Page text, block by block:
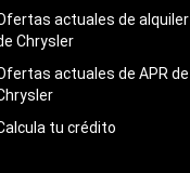
actuales de alquiler
Chrysler
actuales de APR de
tu crédito